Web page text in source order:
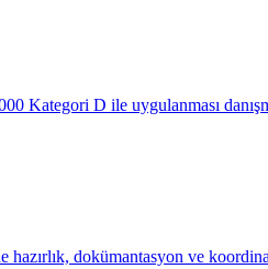
Kategori D ile uygulanması
dokümantasyon ve